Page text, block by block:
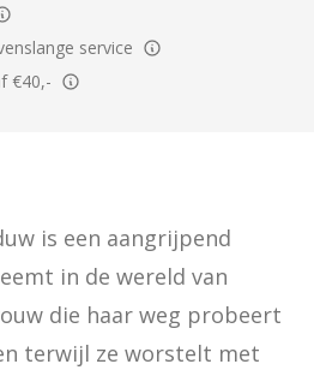
service
€40,-
is een aangrijpend
in de wereld van
die haar weg probeert
terwijl ze worstelt met